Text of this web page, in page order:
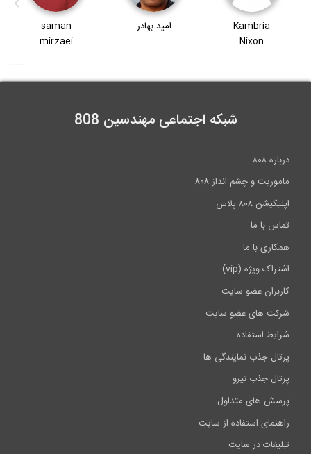
امید بهادر
saman
وحید رضوی
شبکه اجتماعی مهندسین 808
درباره ۸۰۸
ماموریت و چشم انداز ۸۰۸
اپلیکیشن ۸۰۸ پلاس
تماس با ما
همکاری با ما
اشتراک ویژه (vip)
کاربران عضو سایت
شرکت های عضو سایت
شرایط استفاده
پرتال جذب نمایندگی ها
پرتال جذب نیرو
پرسش های متداول
راهنمای استفاده از سایت
تبلیغات در سایت